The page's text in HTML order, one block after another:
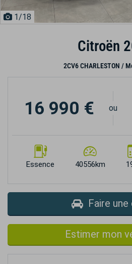
1/18
Citroën
2CV6 CHARLESTON /
Essence 40556km
16 990 € ou
Faire
Estimer mon